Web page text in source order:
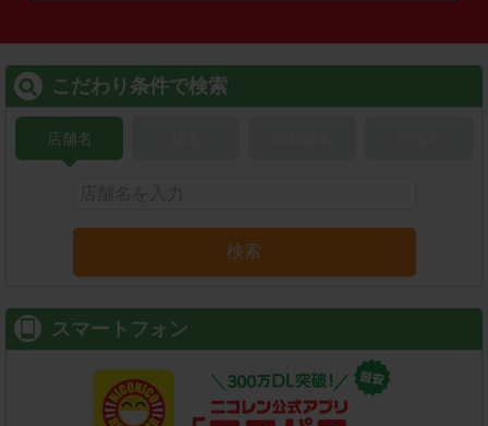
こだわり条件で検索
店舗名
検索
スマートフォン